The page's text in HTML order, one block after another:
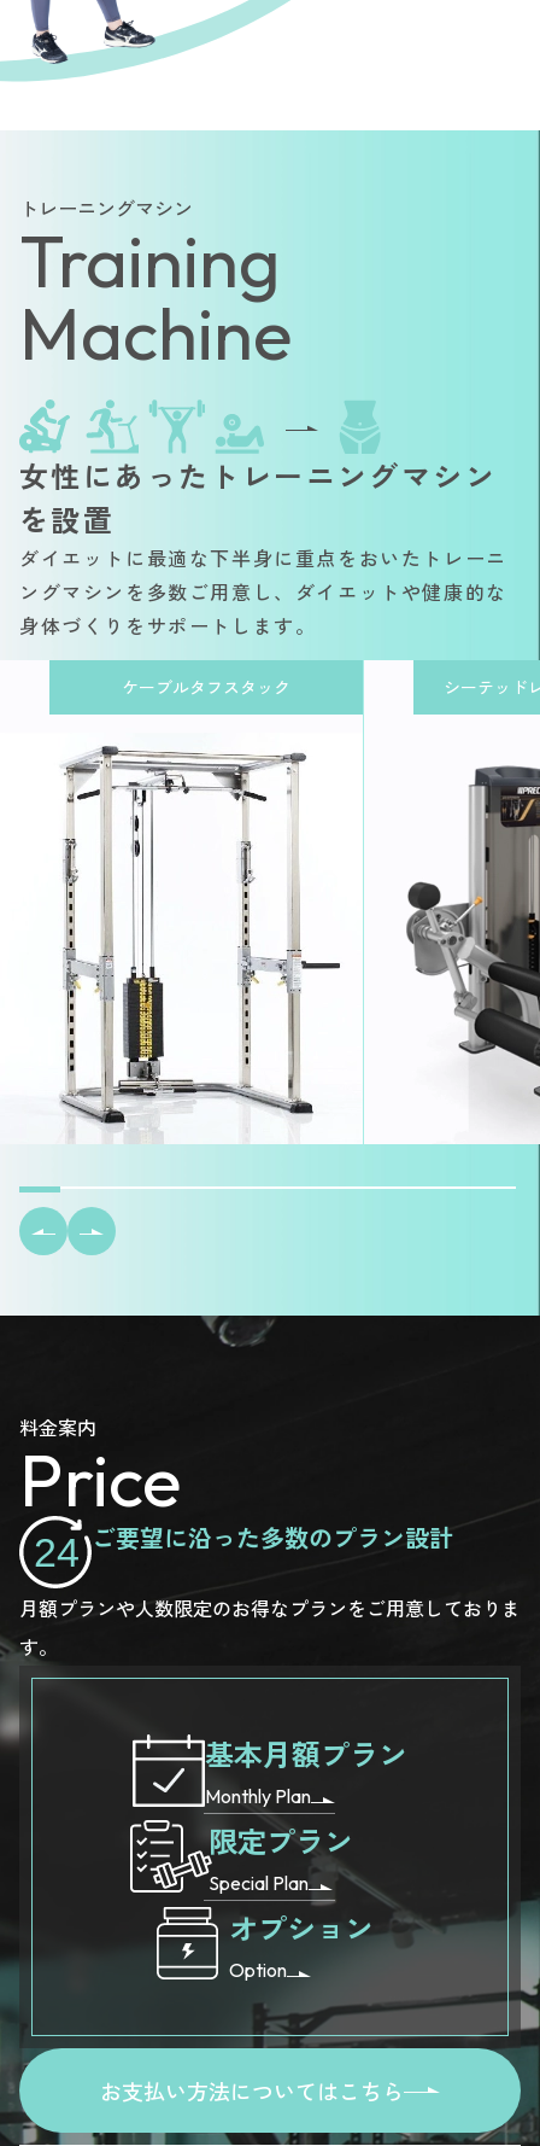
トレーニングマシン
Training
Machine
女性にあったトレーニングマシン
を設置
ダイエットに最適な下半身に重点をおいたトレーニ
ングマシンを多数ご用意し、ダイエットや健康的な
身体づくりをサポートします。
ケーブルタフスタック シーテッド
料金案内
Price
ご要望に沿った多数のプラン設計
月額プランや人数限定のお得なプランをご用意しておりま
す。
基本月額プラン
Monthly Plan
限定プラン
Special Plan
オプション
Option
お支払い方法についてはこちら